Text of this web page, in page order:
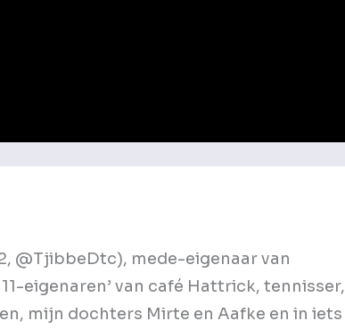
@TjibbeDtc), mede-eigenaar van
eigenaren’ van café Hattrick, tennisser,
mijn dochters Mirte en Aafke en in iets